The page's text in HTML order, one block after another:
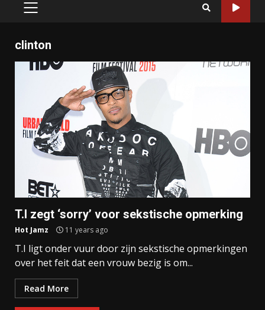
PRIMARY
clinton
T.I zegt ‘sorry’ voor sekstische opmerking
Hot Jamz 11 years ago
T.I ligt onder vuur door zijn sekstische opmerkingen
over het feit dat een vrouw bezig is om...
Read More